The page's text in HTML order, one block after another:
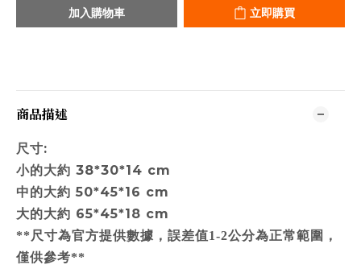
加入購物車 立即購買
商品描述
尺寸:
小的大約 38*30*14 cm
中的大約 50*45*16 cm
大的大約 65*45*18 cm
**尺寸為官方提供數據，誤差值1-2公分為正常範圍，
僅供參考**